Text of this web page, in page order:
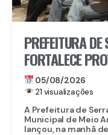
PREFEITURA
FORTALECE
NO
CLIMÁTICAS
05/08/2026
21 visualizações
A Prefeitura de
Municipal de Meio
lançou, na manhã